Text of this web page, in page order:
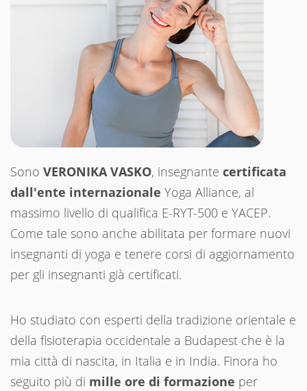
Sono VERONIKA VASKO, insegnante certificata
dall'ente internazionale Yoga Alliance, al
massimo livello di qualifica E-RYT-500 e YACEP.
Come tale sono anche abilitata per formare nuovi
insegnanti di yoga e tenere corsi di aggiornamento
per gli insegnanti già certificati.
Ho studiato con esperti della tradizione orientale e
della fisioterapia occidentale a Budapest che è la
mia città di nascita, in Italia e in India. Finora ho
seguito più di mille ore di formazione per